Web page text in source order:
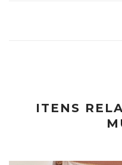
ITENS